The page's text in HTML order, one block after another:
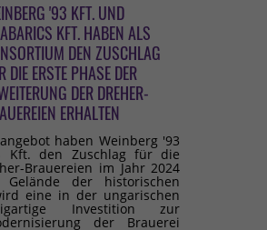
'93 KFT. UND
KFT. HABEN ALS
DEN ZUSCHLAG
DIE ERSTE PHASE DER
DER DREHER-
ERHALTEN
haben Weinberg '93
Kft. den Zuschlag für die
Brauereien im Jahr 2024
der historischen
eine in der ungarischen
Investition zur
der Brauerei